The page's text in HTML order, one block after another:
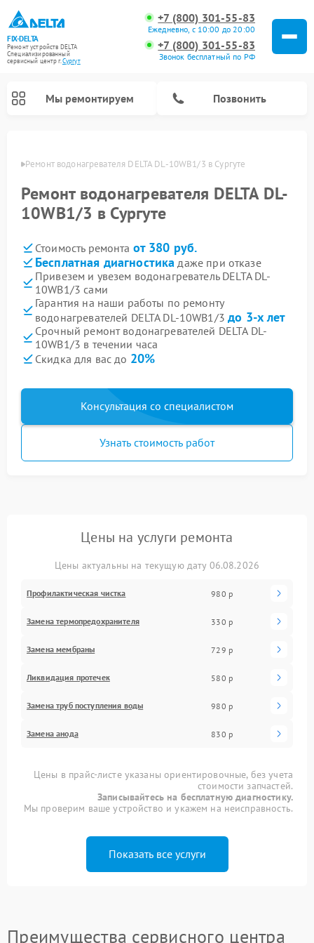
FIX-DELTA
Ремонт устройств DELTA
Специализированный
cервисный центр г.Сургут
+7 (800) 301-55-83
Ежедневно, с 10:00 до 20:00
+7 (800) 301-55-83
Звонок бесплатный по РФ
Мы ремонтируем Позвонить
Ремонт водонагревателя DELTA DL-10WB1/3 в Сургуте
Ремонт водонагревателя DELTA DL-
10WB1/3 в Сургуте
Стоимость ремонта от 380 руб.
Бесплатная диагностика даже при отказе
Привезем и увезем водонагреватель DELTA DL-
10WB1/3 сами
Гарантия на наши работы по ремонту
водонагревателей DELTA DL-10WB1/3до 3-х лет
Срочный ремонт водонагревателей DELTA DL-
10WB1/3 в течении часа
Скидка для вас до 20%
Консультация со специалистом
Узнать стоимость работ
Цены на услуги ремонта
Цены актуальны на текущую дату 06.08.2026
Профилактическая чистка 980 р
Замена термопредохранителя 330 р
Замена мембраны 729 р
Ликвидация протечек 580 р
Замена труб поступления воды 980 р
Замена анода 830 р
Цены в прайс-листе указаны ориентировочные, без учета
стоимости запчастей.
Записывайтесь на бесплатную диагностику.
Мы проверим ваше устройство и укажем на неисправность.
Показать все услуги
Преимущества сервисного центра